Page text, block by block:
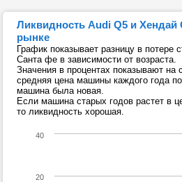
Ликвидность Audi Q5 и Хендай
рынке
График показывает разницу в потере
Санта фе в зависимости от возраста.
Значения в процентах показывают на
средняя цена машины каждого года
машина была новая.
Если машина старых годов растет в
то ликвидность хорошая.
20
40